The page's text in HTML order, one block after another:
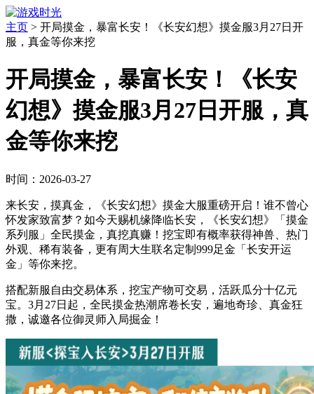
主页 > 开局摸金，暴富长安！《长安幻想》摸金服3月27日开
服，真金等你来挖
开局摸金，暴富长安！《长安
幻想》摸金服3月27日开服，真
金等你来挖
时间：2026-03-27
来长安，摸真金，《长安幻想》摸金大服重磅开启！谁不曾心
怀发家致富梦？如今天赐机缘降临长安，《长安幻想》「摸金
系列服」全民摸金，真挖真赚！挖宝即有概率获得神兽、热门
外观、稀有装备，更有周大生联名定制999足金「长安开运
金」等你来挖。
搭配新服自由交易体系，挖宝产物可交易，活跃瓜分十亿元
宝。3月27日起，全民摸金热潮席卷长安，遍地奇珍、真金狂
撒，诚邀各位御灵师入局掘金！